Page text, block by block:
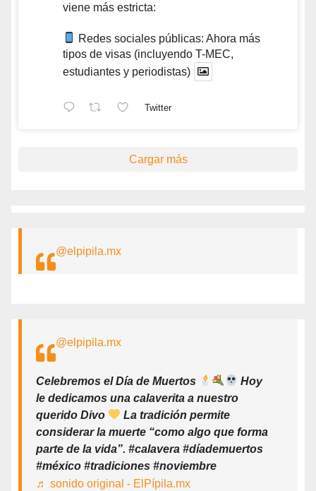
viene más estricta:
Redes sociales públicas: Ahora más
tipos de visas (incluyendo T-MEC,
estudiantes y periodistas)
Twitter
Cargar más
@elpipila.mx
@elpipila.mx
Celebremos el Día de Muertos
Hoy
le dedicamos una calaverita a nuestro
querido Divo
La tradición permite
considerar la muerte “como algo que forma
parte de la vida”. #calavera #díademuertos
#méxico #tradiciones #noviembre
♬ sonido original - ElPípila.mx